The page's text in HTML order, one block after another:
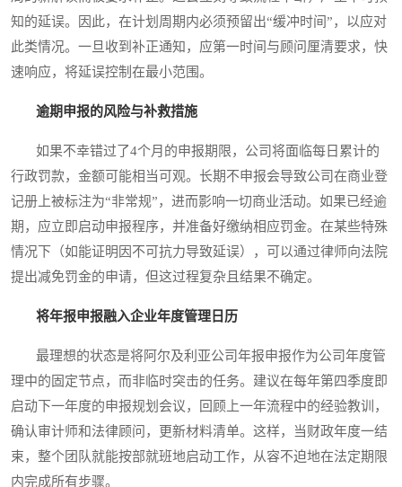
知的延误。因此，在计划周期内必须预留出“缓冲时间”，以应对
此类情况。一旦收到补正通知，应第一时间与顾问厘清要求，快
速响应，将延误控制在最小范围。
逾期申报的风险与补救措施
如果不幸错过了4个月的申报期限，公司将面临每日累计的
行政罚款，金额可能相当可观。长期不申报会导致公司在商业登
记册上被标注为“非常规”，进而影响一切商业活动。如果已经逾
期，应立即启动申报程序，并准备好缴纳相应罚金。在某些特殊
情况下（如能证明因不可抗力导致延误），可以通过律师向法院
提出减免罚金的申请，但这过程复杂且结果不确定。
将年报申报融入企业年度管理日历
最理想的状态是将阿尔及利亚公司年报申报作为公司年度管
理中的固定节点，而非临时突击的任务。建议在每年第四季度即
启动下一年度的申报规划会议，回顾上一年流程中的经验教训，
确认审计师和法律顾问，更新材料清单。这样，当财政年度一结
束，整个团队就能按部就班地启动工作，从容不迫地在法定期限
内完成所有步骤。